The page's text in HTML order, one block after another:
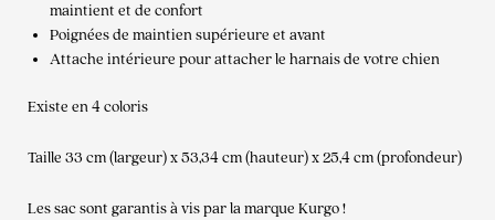
maintient et de confort
Poignées de maintien supérieure et avant
Attache intérieure pour attacher le harnais de votre chien
Existe en 4 coloris
Taille 33 cm (largeur) x 53,34 cm (hauteur) x 25,4 cm (profondeur)
Les sac sont garantis à vis par la marque Kurgo !